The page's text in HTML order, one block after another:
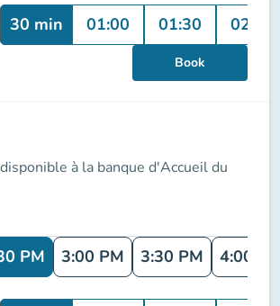
30 min 01:00 01:30 02:00
Book
à la banque d'Accueil du
PM 3:00 PM 3:30 PM 4:00